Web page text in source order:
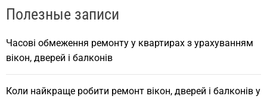
Полезные записи
Часові обмеження ремонту у квартирах з урахуванням
вікон, дверей і балконів
Коли найкраще робити ремонт вікон, дверей і балконів у